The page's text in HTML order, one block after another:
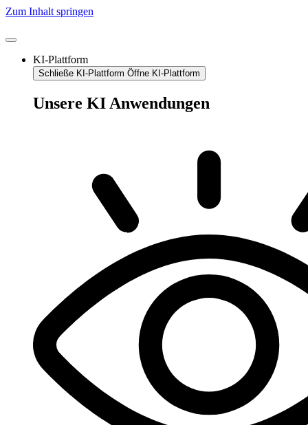
Zum Inhalt springen
KI-Plattform
Schließe KI-Plattform Öffne KI-Plattform
Unsere KI Anwendungen